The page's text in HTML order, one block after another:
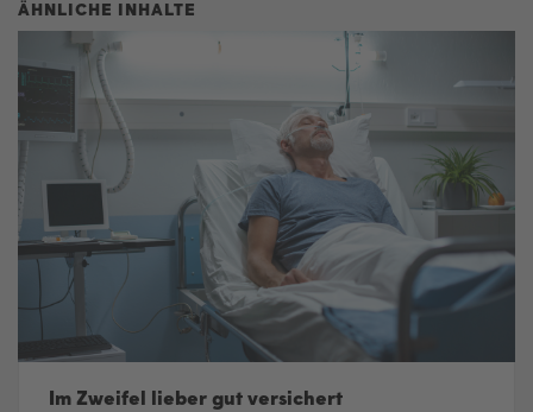
Im Zweifel lieber gut versichert